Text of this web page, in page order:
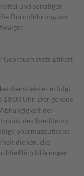
und sonstigen
Durchführung von
Gebrauch stets Etikett
erfolgt
Uhr. Der genaue
der
des Spediteurs
pharmazeutische
dienen, die
Klärungen